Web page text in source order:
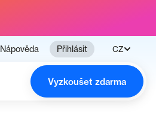
Nápověda Přihlásit CZ
Vyzkoušet zdarma